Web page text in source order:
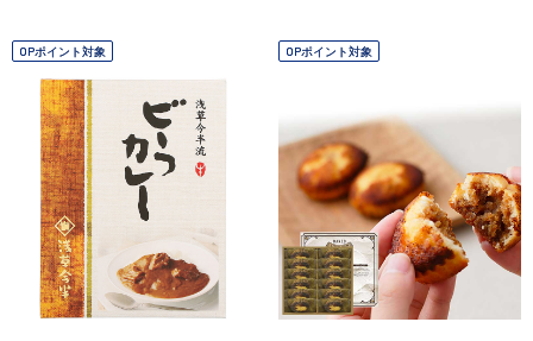
OPポイント対象 OPポイント対象